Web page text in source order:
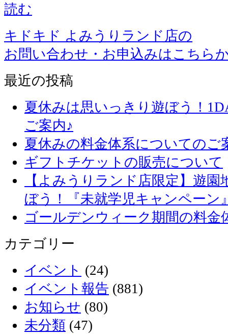
読む
キドキド よみうりランド店の
お問い合わせ・お申込みはこちら
最近の投稿
夏休みは思いっきり遊ぼう！
ご案内♪
夏休みの料金体系についてのご
ギフトチケットの販売について
【よみうりランド店限定】遊
ぼう！『未就学児キャンペーン
ゴールデンウィーク期間の料金
カテゴリー
イベント (24)
イベント報告 (881)
お知らせ (80)
未分類 (47)